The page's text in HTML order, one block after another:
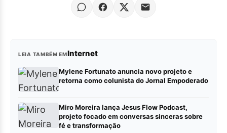
LEIA TAMBÉM EMInternet
Mylene Fortunato anuncia novo projeto e
retorna como colunista do Jornal Empoderado
Miro Moreira lança Jesus Flow Podcast,
projeto focado em conversas sinceras sobre
fé e transformação